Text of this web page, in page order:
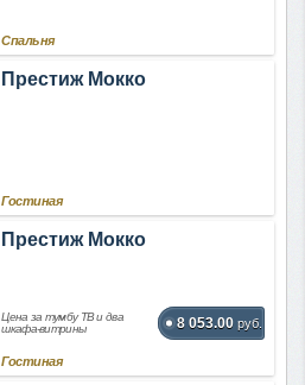
Спальня
Престиж Мокко
Гостиная
Престиж Мокко
Цена за тумбу ТВ и два
шкафа-витрины
8 053.00 руб.
Гостиная